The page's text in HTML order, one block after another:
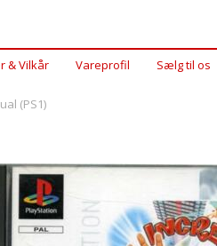
& Vilkår Vareprofil Sælg til os
(PS1)